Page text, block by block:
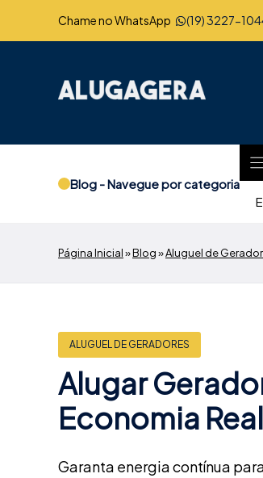
Chame no WhatsApp (19) 3227-
Blog - Navegue por categoria
Página Inicial»Blog»Aluguel de
ALUGUEL DE GERADORES
Alugar
Economia Real
Garanta energia contínua